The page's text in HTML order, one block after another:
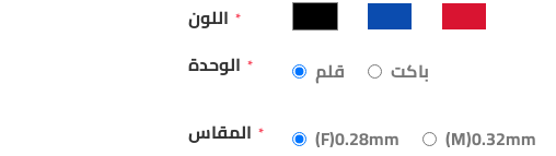
*
* قلم
باكت
* (F)0.28mm (M)0.32mm